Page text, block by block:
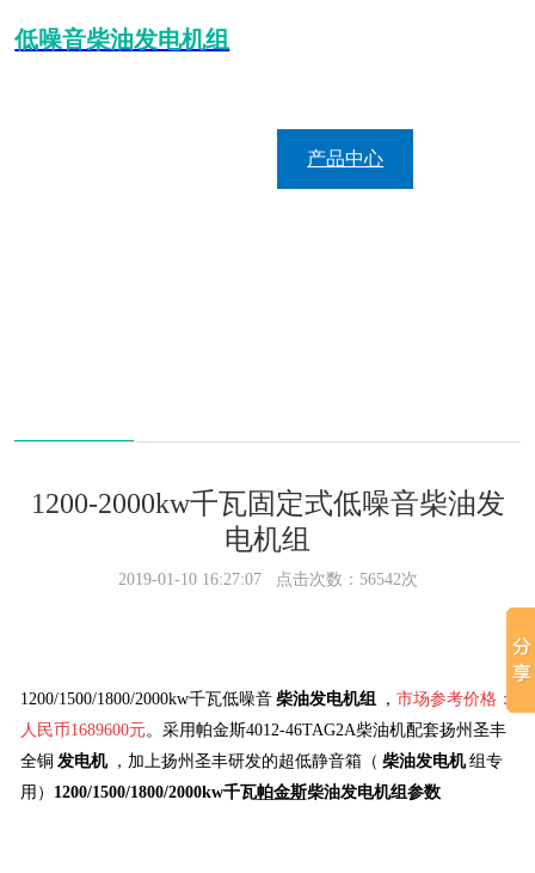
低噪音柴油发电机组
产品中心
1200-2000kw千瓦固定式低噪音柴油发
电机组
2019-01-10 16:27:07 点击次数：56542次
1200/1500/1800/2000kw千瓦低噪音 柴油发电机组 ， 市场参考价格：
人民币1689600元。 采用帕金斯4012-46TAG2A柴油机配套扬州圣丰
全铜 发电机 ，加上扬州圣丰研发的超低静音箱（ 柴油发电机 组专
用） 1200/1500/1800/2000kw千瓦帕金斯柴油发电机组参数